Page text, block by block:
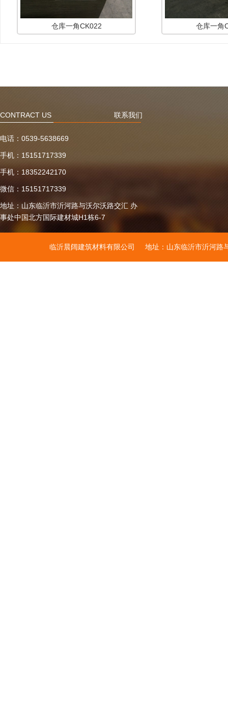
仓库一角CK022 仓库一角
联系我们
CONTRACT US
电话： 0539-5638669
手机： 15151717339
手机： 18352242170
微信： 15151717339
地址： 山东临沂市沂河路与沃尔沃路交汇 办
事处中国北方国际建材城H1栋6-7
临沂晨阔建筑材料有限公司 地址：山东临沂市沂河路